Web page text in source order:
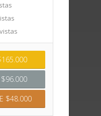
$96.000
$48.000